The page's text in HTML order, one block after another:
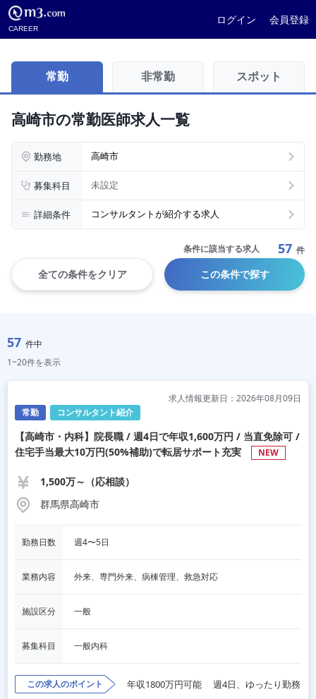
CAREER
ログイン 会員登録
常勤 非常勤 スポット
高崎市の常勤医師求人一覧
勤務地 高崎市
募集科目 未設定
詳細条件 コンサルタントが紹介する求人
条件に該当する求人 57 件
全ての条件をクリア この条件で探す
57 件中
1~20件を表示
常勤 コンサルタント紹介
求人情報更新日：2026年08月09日
【高崎市・内科】院長職 / 週4日で年収1,600万円 / 当直免除可 /
住宅手当最大10万円(50%補助)で転居サポート充実
NEW
1,500万～（応相談）
群馬県高崎市
勤務日数 週4〜5日
業務内容 外来、専門外来、病棟管理、救急対応
施設区分 一般
募集科目 一般内科
この求人のポイント 年収1800万円可能 週4日、ゆったり勤務